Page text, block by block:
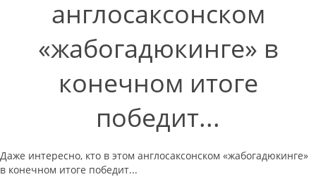
англосаксонском
«жабогадюкинге» в
конечном итоге
победит...
Даже интересно, кто в этом англосаксонском «жабогадюкинге»
в конечном итоге победит...